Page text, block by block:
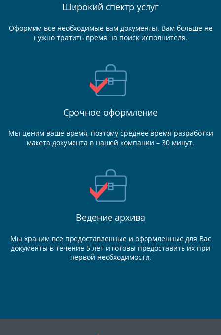
Широкий спектр услуг
Оформим все необходимые вам документы. Вам больше не
нужно тратить время на поиск исполнителя.
Срочное оформление
Мы ценим ваше время, поэтому среднее время разработки
макета документа в нашей компании – 30 минут.
Ведение архива
Мы храним все предоставленные и оформленные для Вас
документы в течение 5 лет и готовы предоставить их при
первой необходимости.